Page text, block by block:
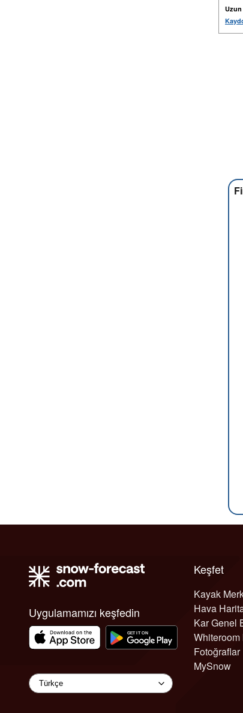
Uzun
Uygulamamızı keşfedin
Keşfet
Kayak
Hava
Kar Genel
Fotoğraflar
MySnow